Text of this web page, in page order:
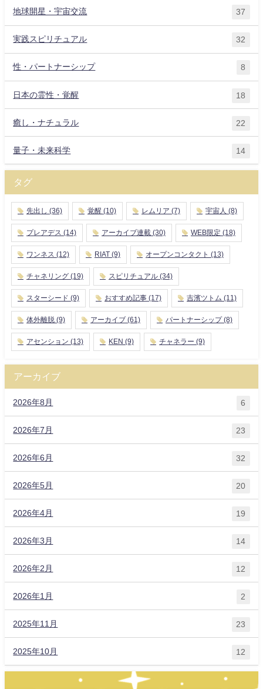
地球開星・宇宙交流 37
実践スピリチュアル 32
性・パートナーシップ 8
日本の霊性・覚醒 18
癒し・ナチュラル 22
量子・未来科学 14
タグ
先出し (36) 覚醒 (10) レムリア (7) 宇宙人 (8)
プレアデス (14) アーカイブ連載 (30) WEB限定 (18)
ワンネス (12) RIAT (9) オープンコンタクト (13)
チャネリング (19) スピリチュアル (34)
スターシード (9) おすすめ記事 (17) 吉濱ツトム (11)
体外離脱 (9) アーカイブ (61) パートナーシップ(8)
アセンション (13) KEN (9) チャネラー (9)
アーカイブ
2026年8月 6
2026年7月 23
2026年6月 32
2026年5月 20
2026年4月 19
2026年3月 14
2026年2月 12
2026年1月 2
2025年11月 23
2025年10月 12